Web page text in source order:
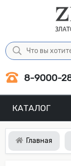
8-9000-
КАТАЛОГ
Главная